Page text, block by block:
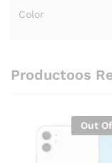
Color
Productoos
Out